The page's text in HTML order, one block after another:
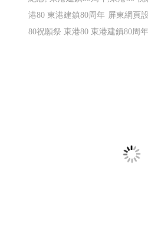
港80 東港建鎮80周年 屏東網頁
80祝願祭 東港80 東港建鎮80周年